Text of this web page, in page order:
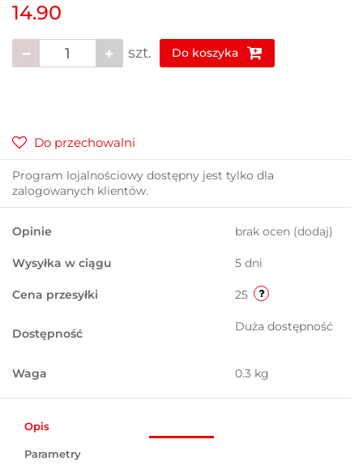
14.90
szt. Do koszyka
Do przechowalni
Program lojalnościowy dostępny jest tylko dla
zalogowanych klientów.
Opinie brak ocen (dodaj)
Wysyłka w ciągu 5 dni
Cena przesyłki 25
Dostępność Duża dostępność
Waga 0.3 kg
Opis
Parametry